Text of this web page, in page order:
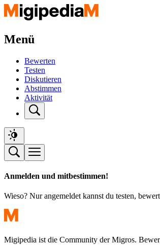
Menü
Bewerten
Testen
Diskutieren
Abstimmen
Aktivität
Anmelden und mitbestimmen!
Wieso? Nur angemeldet kannst du testen,
Migipedia ist die Community der Migros.